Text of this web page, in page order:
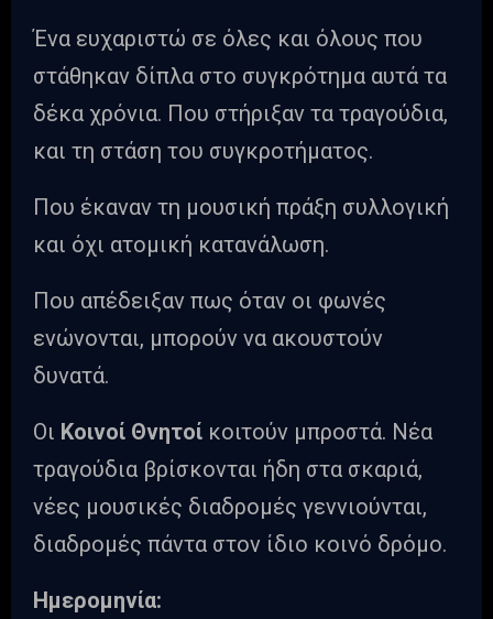
Ένα ευχαριστώ σε όλες και όλους που
στάθηκαν δίπλα στο συγκρότημα αυτά τα
δέκα χρόνια. Που στήριξαν τα τραγούδια,
και τη στάση του συγκροτήματος.
Που έκαναν τη μουσική πράξη συλλογική
και όχι ατομική κατανάλωση.
Που απέδειξαν πως όταν οι φωνές
ενώνονται, μπορούν να ακουστούν
δυνατά.
Οι Κοινοί Θνητοί κοιτούν μπροστά. Νέα
τραγούδια βρίσκονται ήδη στα σκαριά,
νέες μουσικές διαδρομές γεννιούνται,
διαδρομές πάντα στον ίδιο κοινό δρόμο.
Ημερομηνία: